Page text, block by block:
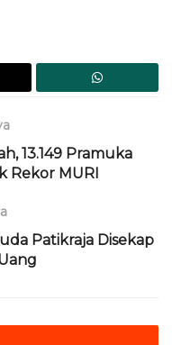
13.149 Pramuka
Rekor MURI
Patikraja Disekap